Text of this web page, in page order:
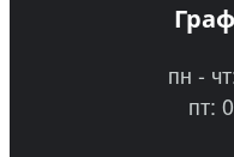
пн -
пт: